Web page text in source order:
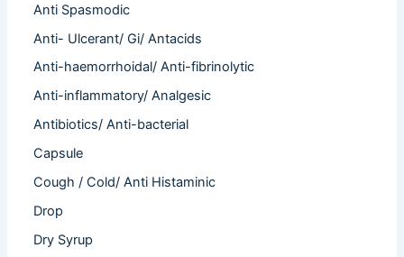
Anti Spasmodic
Anti- Ulcerant/ Gi/ Antacids
Anti-haemorrhoidal/ Anti-fibrinolytic
Anti-inflammatory/ Analgesic
Antibiotics/ Anti-bacterial
Capsule
Cough / Cold/ Anti Histaminic
Drop
Dry Syrup